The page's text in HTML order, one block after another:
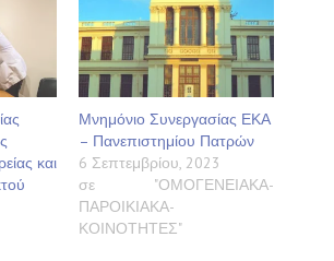
και
Μνημόνιο Συνεργασίας ΕΚΑ
– Πανεπιστημίου Πατρών
6 Σεπτεμβρίου, 2023
σε "ΟΜΟΓΕΝΕΙΑΚΑ-
ΠΑΡΟΙΚΙΑΚΑ-
ΚΟΙΝΟΤΗΤΕΣ"